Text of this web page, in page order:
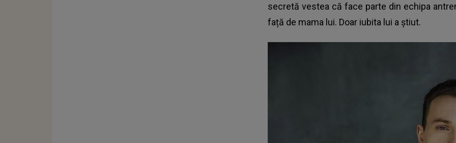
secretă vestea că face parte din echipa
față de mama lui. Doar iubita lui a știut.